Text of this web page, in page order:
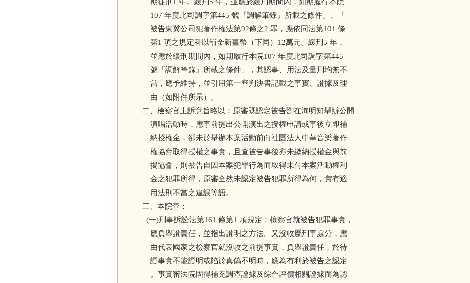
107 年度北司調字第445 號『調解筆錄』所載之條件」、「
被告東冀公司犯著作權法第92條之2 罪，應依同法第101 條
第1 項之規定科以罰金新臺幣（下同）12萬元。緩刑5 年，
並應於緩刑期間內，如期履行本院107 年度北司調字第445
號『調解筆錄』所載之條件」，其認事、用法及量刑均無不
當，應予維持，並引用第一審判決書記載之事實、證據及理
由（如附件所示）。
二、檢察官上訴意旨略以：原審既認定被告劉在洵明知舉辦公開
演唱活動時，應事前提出公開演出之授權申請或事後立即補
納授權金，卻未於舉辦本案活動前向社團法人中華音樂著作
權協會取得授權之事實，且查被告事後亦未繳納授權金與前
揭協會，則被告自因本案犯罪行為而取得未付本案活動權利
金之犯罪所得，原審全然未認定被告犯罪所得為何，實有適
用法則不當之違誤等語。
三、本院查：
(一)刑事訴訟法第161 條第1 項規定：檢察官就被告犯罪事實，
應負舉證責任，並指出證明之方法。又沒收屬刑事處分，應
由代表國家之檢察官就沒收之前提事實，負舉證責任，於待
證事實不能證明或陷於真偽不明時，應為有利於被告之認定
。事實審法院固得補充調查證據及綜合評價相關證據而為認